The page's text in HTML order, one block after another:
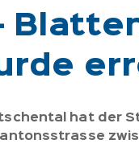
hat der